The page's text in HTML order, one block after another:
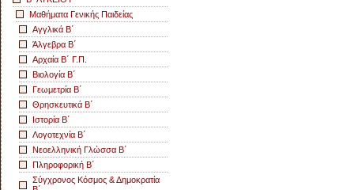
Μαθήματα Γενικής Παιδείας
Αγγλικά Β΄
Άλγεβρα Β΄
Αρχαία Β΄ Γ.Π.
Βιολογία Β΄
Γεωμετρία Β΄
Θρησκευτικά Β΄
Ιστορία Β΄
Λογοτεχνία Β΄
Νεοελληνική Γλώσσα Β΄
Πληροφορική Β΄
Σύγχρονος Κόσμος & Δημοκρατία